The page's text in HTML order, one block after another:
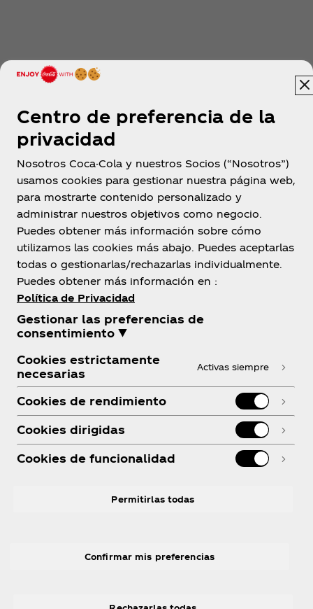
Centro de preferencia de la
privacidad
Nosotros Coca-Cola y nuestros Socios (“Nosotros”)
usamos cookies para gestionar nuestra página web,
para mostrarte contenido personalizado y
administrar nuestros objetivos como negocio.
Puedes obtener más información sobre cómo
utilizamos las cookies más abajo. Puedes aceptarlas
todas o gestionarlas/rechazarlas individualmente.
Puedes obtener más información en :
Política de Privacidad
Gestionar las preferencias de
consentimiento ▼
Cookies estrictamente
necesarias
Activas siempre
Cookies de rendimiento
Cookies dirigidas
Cookies de funcionalidad
Permitirlas todas
Confirmar mis preferencias